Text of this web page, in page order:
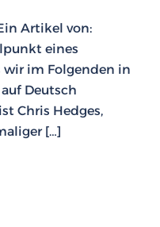
Artikel von:
eines
wir im Folgenden in
Deutsch
Chris Hedges,
[…]